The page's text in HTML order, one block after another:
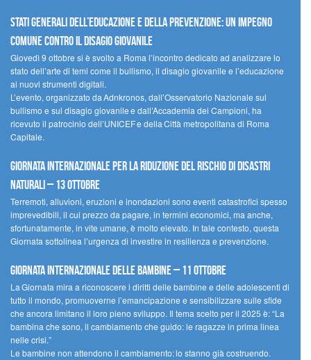
Stati Generali dell’Educazione e della Prevenzione: un impegno
comune contro il disagio giovanile
Giovedì 9 ottobre si è svolto a Roma l’incontro dedicato ad analizzare lo
stato dell’arte di temi come il bullismo, il disagio giovanile e l’educazione
ai nuovi strumenti digitali.
L’evento, organizzato da Adnkronos, dall’Osservatorio Nazionale sul
bullismo e sul disagio giovanile e dall’Accademia dei Campioni, ha
ricevuto il patrocinio dell’UNICEF e della Città metropolitana di Roma
Capitale.
Giornata internazionale per la riduzione del rischio di disastri
naturali – 13 ottobre
Terremoti, alluvioni, eruzioni e inondazioni sono eventi catastrofici spesso
imprevedibili, il cui prezzo da pagare, in termini economici, ma anche,
sfortunatamente, in vite umane, è molto elevato. In tale contesto, questa
Giornata sottolinea l’urgenza di investire in resilienza e prevenzione.
Giornata internazionale delle bambine – 11 ottobre
La Giornata mira a riconoscere i diritti delle bambine e delle adolescenti di
tutto il mondo, promuoverne l’emancipazione e sensibilizzare sulle sfide
che ancora limitano il loro pieno sviluppo. Il tema scelto per il 2025 è: “La
bambina che sono, il cambiamento che guido: le ragazze in prima linea
nelle crisi.”
Le bambine non attendono il cambiamento: lo stanno già costruendo.